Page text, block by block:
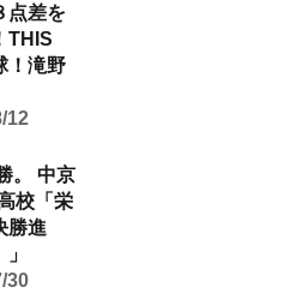
点差を
THIS
滝野
12
。 中京
校「栄
勝進
30